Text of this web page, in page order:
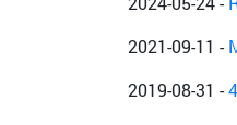
2021-09-11 -
2019-08-31 -